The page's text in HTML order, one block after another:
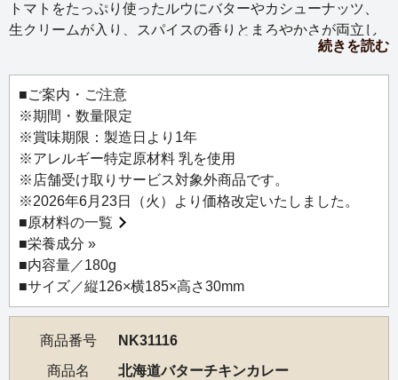
トマトをたっぷり使ったルウにバターやカシューナッツ、
生クリームが入り、スパイスの香りとまろやかさが両立し
た味わいに。チキンの旨みを逃さないよう、タンドリーチ
キン風に仕立ててから煮込みました。小麦との相性が抜群
なので、パンやナンを浸してどうぞ。
※盛り付け写真にトッピングされているのはエルブ ド ニセ
コです（商品に含まれません）。
【お召し上がり方】
フィルムの一部を1cmほど剥がし、冷凍のまま電子レンジ
で4.5～5分間(500W)温めてお召し上がりください。
※解凍後はお早めにお召し上がりください。
続きを読む
■ご案内・ご注意
※期間・数量限定
※賞味期限：製造日より1年
※アレルギー特定原材料 乳を使用
※店舗受け取りサービス対象外商品です。
※2026年6月23日（火）より価格改定いたしました。
■原材料の一覧
■栄養成分 »
■内容量／180g
■サイズ／縦126×横185×高さ30mm
商品番号
NK31116
商品名
北海道バターチキンカレー